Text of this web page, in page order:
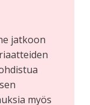
jatkoon
myös